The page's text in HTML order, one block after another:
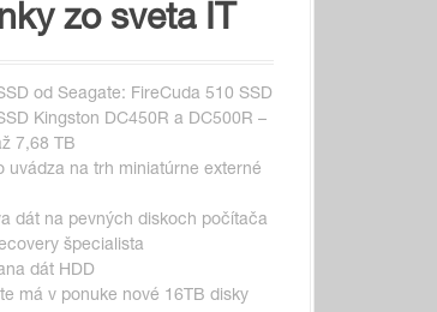
zo sveta IT
od Seagate: FireCuda 510 SSD
Kingston DC450R a DC500R –
7,68 TB
uvádza na trh miniatúrne externé
dát na pevných diskoch počítača
špecialista
dát HDD
má v ponuke nové 16TB disky